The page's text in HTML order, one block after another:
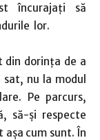
încurajaţi să
lor.
dorinţa de a
nu la modul
Pe parcurs,
să-şi respecte
aşa cum sunt. În